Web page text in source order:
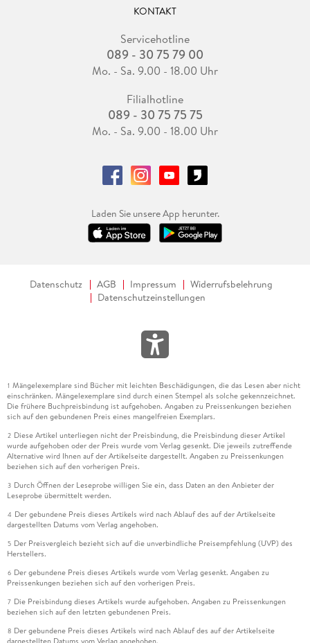
KONTAKT
Servicehotline
089 - 30 75 79 00
Mo. - Sa. 9.00 - 18.00 Uhr
Filialhotline
089 - 30 75 75 75
Mo. - Sa. 9.00 - 18.00 Uhr
Laden Sie unsere App herunter.
Datenschutz AGB Impressum
Widerrufsbelehrung
Datenschutzeinstellungen
1 Mängelexemplare sind Bücher mit leichten Beschädigungen, die das Lesen aber nicht
einschränken. Mängelexemplare sind durch einen Stempel als solche gekennzeichnet.
Die frühere Buchpreisbindung ist aufgehoben. Angaben zu Preissenkungen beziehen
sich auf den gebundenen Preis eines mangelfreien Exemplars.
2 Diese Artikel unterliegen nicht der Preisbindung, die Preisbindung dieser Artikel
wurde aufgehoben oder der Preis wurde vom Verlag gesenkt. Die jeweils zutreffende
Alternative wird Ihnen auf der Artikelseite dargestellt. Angaben zu Preissenkungen
beziehen sich auf den vorherigen Preis.
3 Durch Öffnen der Leseprobe willigen Sie ein, dass Daten an den Anbieter der
Leseprobe übermittelt werden.
4 Der gebundene Preis dieses Artikels wird nach Ablauf des auf der Artikelseite
dargestellten Datums vom Verlag angehoben.
5 Der Preisvergleich bezieht sich auf die unverbindliche Preisempfehlung (UVP) des
Herstellers.
6 Der gebundene Preis dieses Artikels wurde vom Verlag gesenkt. Angaben zu
Preissenkungen beziehen sich auf den vorherigen Preis.
7 Die Preisbindung dieses Artikels wurde aufgehoben. Angaben zu Preissenkungen
beziehen sich auf den letzten gebundenen Preis.
8 Der gebundene Preis dieses Artikels wird nach Ablauf des auf der Artikelseite